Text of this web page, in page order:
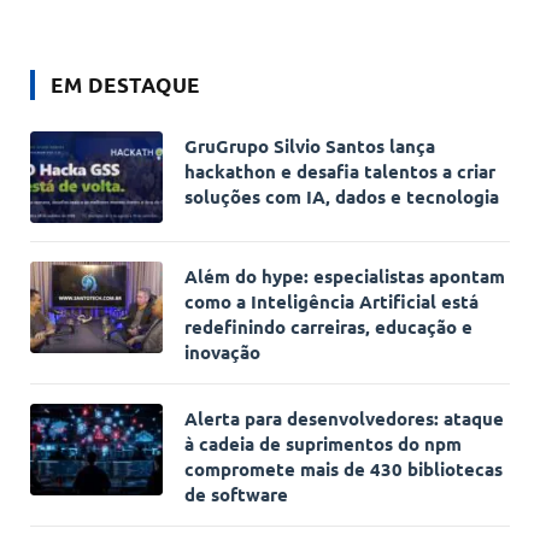
EM DESTAQUE
GruGrupo Silvio Santos lança
hackathon e desafia talentos a criar
soluções com IA, dados e tecnologia
Além do hype: especialistas apontam
como a Inteligência Artificial está
redefinindo carreiras, educação e
inovação
Alerta para desenvolvedores: ataque
à cadeia de suprimentos do npm
compromete mais de 430 bibliotecas
de software